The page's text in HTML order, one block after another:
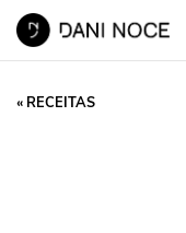
« RECEITAS